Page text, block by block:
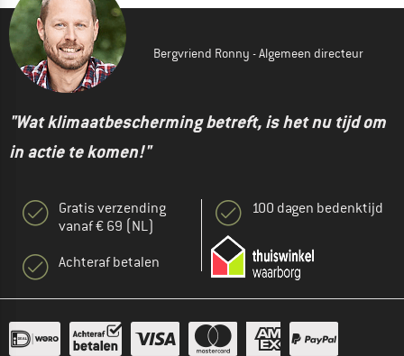
Bergvriend Ronny - Algemeen directeur
"Wat klimaatbescherming betreft, is het nu tijd om
in actie te komen!"
Gratis verzending
vanaf € 69 (NL)
Achteraf betalen
100 dagen bedenktijd